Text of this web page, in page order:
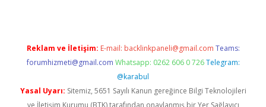
Reklam ve İletişim: E-mail: backlinkpaneli@gmail.com Teams:
forumhizmeti@gmail.com Whatsapp: 0262 606 0 726 Telegram:
@karabul
Yasal Uyarı: Sitemiz, 5651 Sayılı Kanun gereğince Bilgi Teknolojileri
ve İletişim Kurumu (BTK) tarafından onaylanmış bir Yer Sağlayıcı